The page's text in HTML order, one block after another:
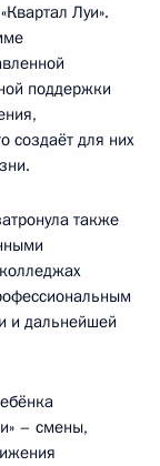
Луи».
поддержки
создаёт для них
также
и дальнейшей
– смены,